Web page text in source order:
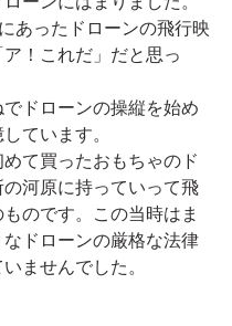
あったドローンの飛行映
！これだ」だと思っ
でドローンの操縦を始め
ています。
て買ったおもちゃのド
の河原に持っていって飛
のです。この当時はま
ドローンの厳格な法律
ませんでした。